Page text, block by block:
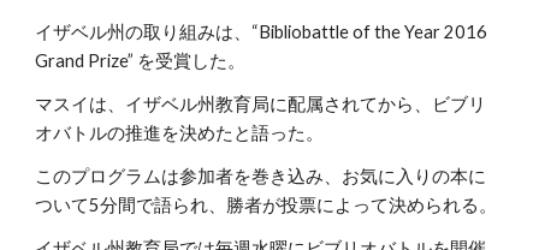
イザベル州の取り組みは、“Bibliobattle of the Year 2016
Grand Prize” を受賞した。
マスイは、イザベル州教育局に配属されてから、ビブリ
オバトルの推進を決めたと語った。
このプログラムは参加者を巻き込み、お気に入りの本に
ついて5分間で語られ、勝者が投票によって決められる。